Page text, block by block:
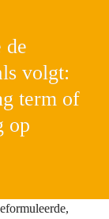
de
volgt:
term of
op